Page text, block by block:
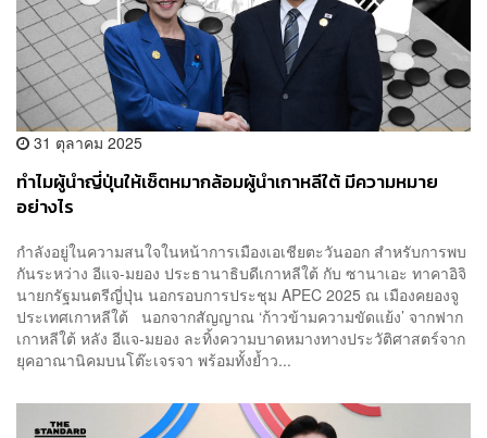
31 ตุลาคม 2025
ทำไมผู้นำญี่ปุ่นให้เซ็ตหมากล้อมผู้นำเกาหลีใต้ มีความหมาย
อย่างไร
กำลังอยู่ในความสนใจในหน้าการเมืองเอเชียตะวันออก สำหรับการพบ
กันระหว่าง อีแจ-มยอง ประธานาธิบดีเกาหลีใต้ กับ ซานาเอะ ทาคาอิจิ
นายกรัฐมนตรีญี่ปุ่น นอกรอบการประชุม APEC 2025 ณ เมืองคยองจู
ประเทศเกาหลีใต้ นอกจากสัญญาณ ‘ก้าวข้ามความขัดแย้ง’ จากฟาก
เกาหลีใต้ หลัง อีแจ-มยอง ละทิ้งความบาดหมางทางประวัติศาสตร์จาก
ยุคอาณานิคมบนโต๊ะเจรจา พร้อมทั้งย้ำว...